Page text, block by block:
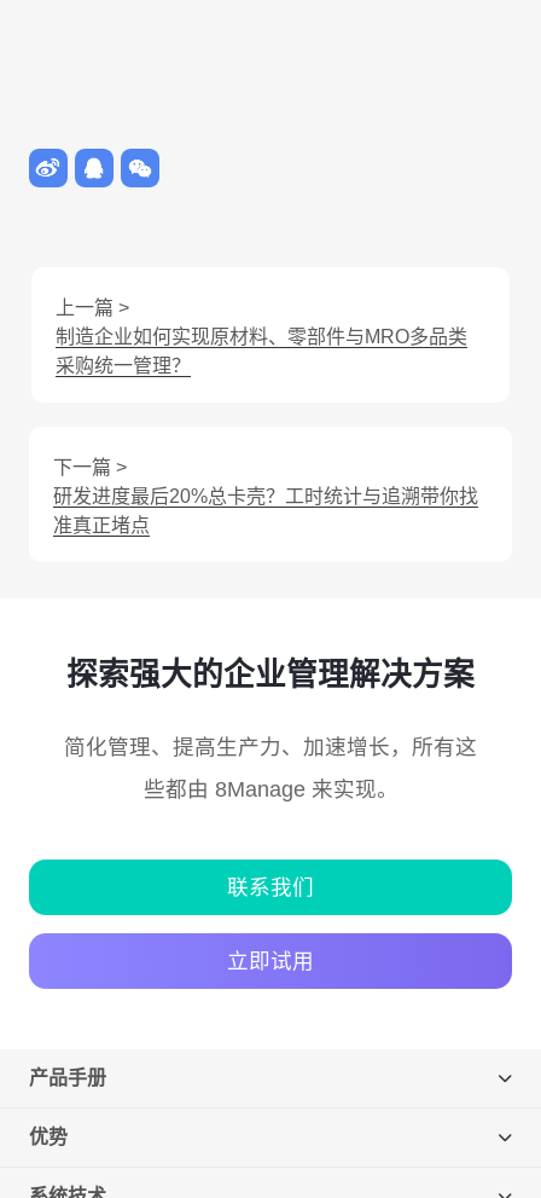
上一篇 >
制造企业如何实现原材料、零部件与MRO多品类
采购统一管理？
下一篇 >
研发进度最后20%总卡壳？工时统计与追溯带你找
准真正堵点
探索强大的企业管理解决方案
简化管理、提高生产力、加速增长，所有这
些都由 8Manage 来实现。
联系我们
立即试用
产品手册
优势